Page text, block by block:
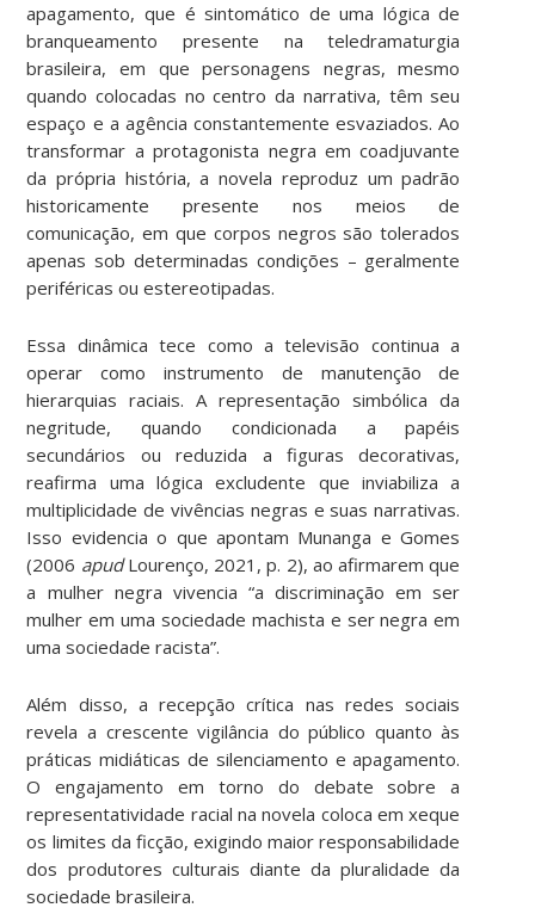
apagamento, que é sintomático de uma lógica de
branqueamento presente na teledramaturgia
brasileira, em que personagens negras, mesmo
quando colocadas no centro da narrativa, têm seu
espaço e a agência constantemente esvaziados. Ao
transformar a protagonista negra em coadjuvante
da própria história, a novela reproduz um padrão
historicamente presente nos meios de
comunicação, em que corpos negros são tolerados
apenas sob determinadas condições – geralmente
periféricas ou estereotipadas.
Essa dinâmica tece como a televisão continua a
operar como instrumento de manutenção de
hierarquias raciais. A representação simbólica da
negritude, quando condicionada a papéis
secundários ou reduzida a figuras decorativas,
reafirma uma lógica excludente que inviabiliza a
multiplicidade de vivências negras e suas narrativas.
Isso evidencia o que apontam Munanga e Gomes
(2006 apudLourenço, 2021, p. 2), ao afirmarem que
a mulher negra vivencia “a discriminação em ser
mulher em uma sociedade machista e ser negra em
uma sociedade racista”.
Além disso, a recepção crítica nas redes sociais
revela a crescente vigilância do público quanto às
práticas midiáticas de silenciamento e apagamento.
O engajamento em torno do debate sobre a
representatividade racial na novela coloca em xeque
os limites da ficção, exigindo maior responsabilidade
dos produtores culturais diante da pluralidade da
sociedade brasileira.